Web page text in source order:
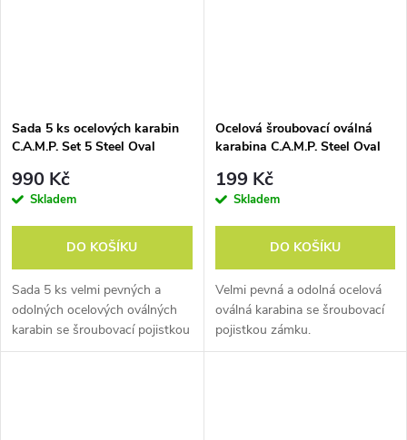
1944
První návštěvaRiccardo
Codegy. Když se tam
později vrátil, držel už v
rukou nákresy čtyř nových
cepínů.
Sada 5 ks ocelových karabin
C.A.M.P. Set 5 Steel Oval
990 Kč
Skladem
DO KOŠÍKU
Sada 5 ks velmi pevných a
odolných ocelových oválných
karabin se šroubovací pojistkou
zámku.
Ocelová šroubovací oválná
karabina C.A.M.P. Steel Oval
199 Kč
Skladem
DO KOŠÍKU
Velmi pevná a odolná ocelová
oválná karabina se šroubovací
pojistkou zámku.